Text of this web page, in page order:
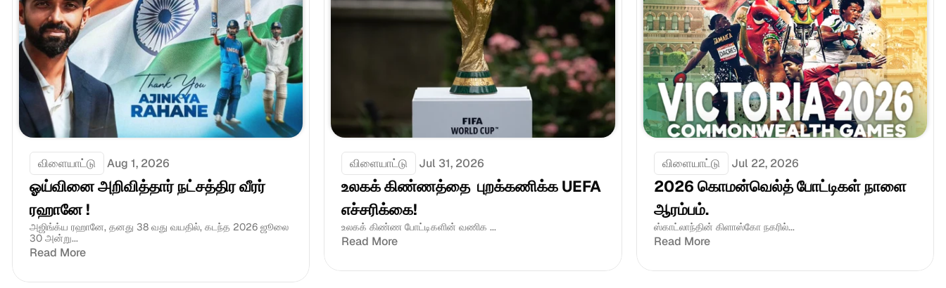
விளையாட்டு Aug 1, 2026
ஓய்வினை அறிவித்தார் நட்சத்திர வீரர்
ரஹானே !
அஜிங்க்ய ரஹானே, தனது 38 வது வயதில், கடந்த 2026 ஜூலை
30 அன்று...
Read More
விளையாட்டு Jul 31, 2026
உலகக் கிண்ணத்தை  புறக்கணிக்க UEFA
எச்சரிக்கை!
உலகக் கிண்ண போட்டிகளின் வணிக ...
Read More
விளையாட்டு Jul 22, 2026
2026 கொமன்வெல்த் போட்டிகள் நாளை
ஆரம்பம்.
ஸ்காட்லாந்தின் கிளாஸ்கோ நகரில்...
Read More